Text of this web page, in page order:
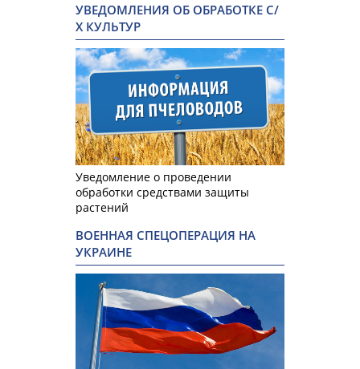
УВЕДОМЛЕНИЯ ОБ ОБРАБОТКЕ С/
Х КУЛЬТУР
Уведомление о проведении
обработки средствами защиты
растений
ВОЕННАЯ СПЕЦОПЕРАЦИЯ НА
УКРАИНЕ